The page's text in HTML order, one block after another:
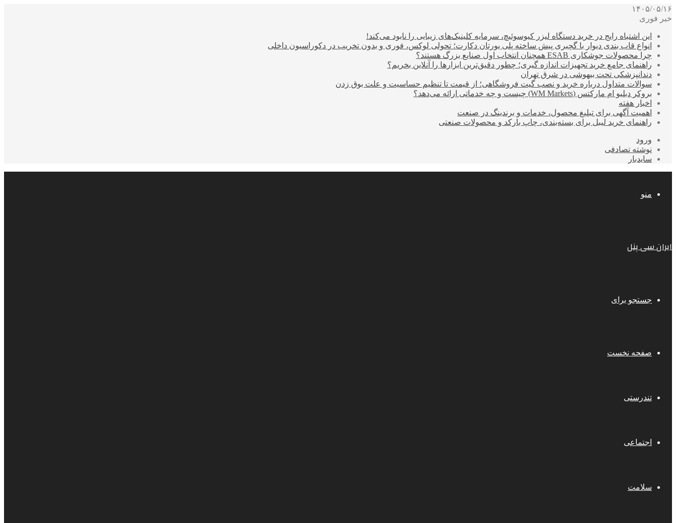
۱۴۰۵/۰۵/۱۶
خبر فوری
این اشتباه رایج در خرید دستگاه لیزر کیوسوئیچ، سرمایه کلینیک‌های زیبایی را نابود می‌کند!
انواع قاب بندی دیوار با گچبری پیش ساخته پلی یورتان دکارت؛ تحولی لوکس، فوری و بدون تخریب در دکوراسیون داخلی
چرا محصولات جوشکاری ESAB همچنان انتخاب اول صنایع بزرگ هستند؟
راهنمای جامع خرید تجهیزات اندازه گیری؛ چطور دقیق‌ترین ابزارها را آنلاین بخریم؟
دندانپزشکی تحت بیهوشی در شرق تهران
سوالات متداول درباره خرید و نصب گیت فروشگاهی؛ از قیمت تا تنظیم حساسیت و علت بوق زدن
بروکر دبلیو ام مارکتس (WM Markets) چیست و چه خدماتی ارائه می‌دهد؟
اخبار هفته
اهمیت آگهی برای تبلیغ محصول، خدمات و برندینگ در صنعت
راهنمای خرید لیبل برای بسته‌بندی، چاپ بارکد و محصولات صنعتی
ورود
نوشته تصادفی
سایدبار
منو
ایران سی پنل
جستجو برای
صفحه نخست
تندرستی
اجتماعی
سلامت